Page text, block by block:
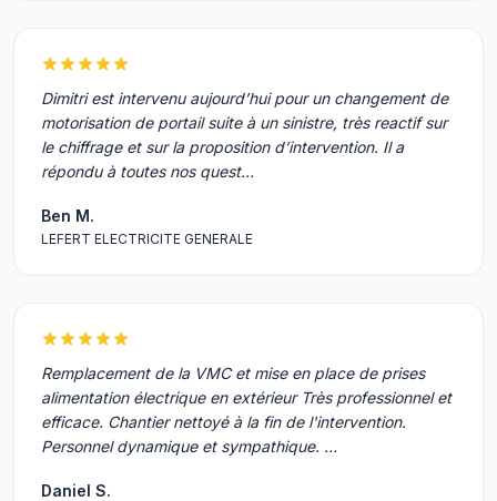
Dimitri est intervenu aujourd’hui pour un changement de
motorisation de portail suite à un sinistre, très reactif sur
le chiffrage et sur la proposition d’intervention. Il a
répondu à toutes nos quest…
Ben M.
LEFERT ELECTRICITE GENERALE
Remplacement de la VMC et mise en place de prises
alimentation électrique en extérieur Très professionnel et
efficace. Chantier nettoyé à la fin de l'intervention.
Personnel dynamique et sympathique. …
Daniel S.